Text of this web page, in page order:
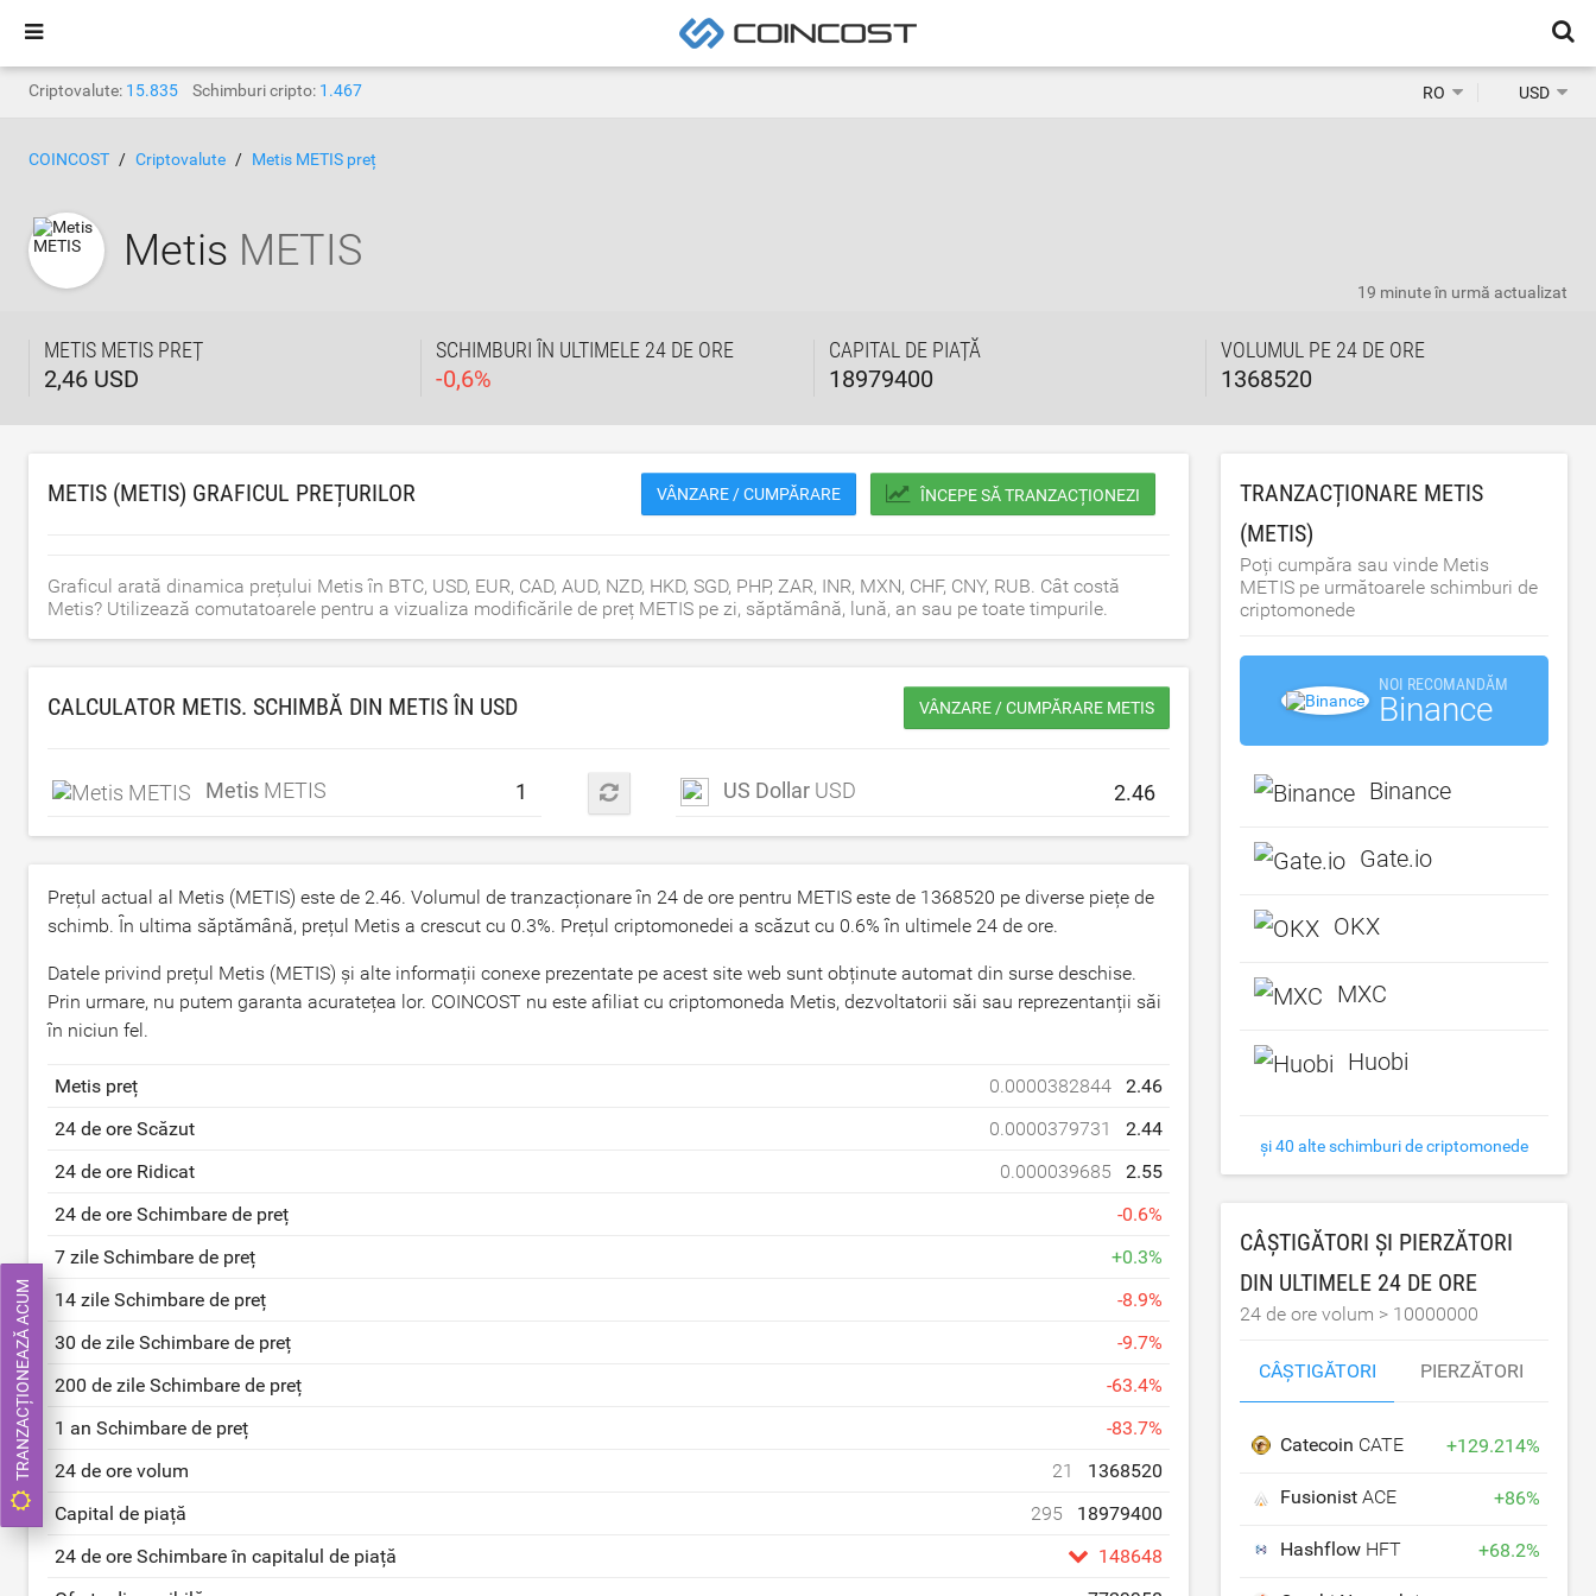
Criptovalute: 15.835 Schimburi cripto: 1.467 RO USD
COINCOST Criptovalute Metis METIS preț
Metis METIS
METIS METIS PREȚ
2,46 USD
SCHIMBURI ÎN ULTIMELE 24 DE ORE
-0,6%
CAPITAL DE PIAȚĂ
18979400
VOLUMUL PE 24 DE ORE
1368520
19 minute în urmă actualizat
METIS (METIS) GRAFICUL PREȚURILOR VÂNZARE / CUMPĂRARE ÎNCEPE SĂ TRANZACȚIONEZI
Graficul arată dinamica prețului Metis în BTC, USD, EUR, CAD, AUD, NZD, HKD, SGD, PHP, ZAR, INR, MXN, CHF, CNY, RUB. Cât costă
Metis? Utilizează comutatoarele pentru a vizualiza modificările de preț METIS pe zi, săptămână, lună, an sau pe toate timpurile.
CALCULATOR METIS. SCHIMBĂ DIN METIS ÎN USD VÂNZARE / CUMPĂRARE METIS
Metis METIS US Dollar USD
Prețul actual al Metis (METIS) este de 2.46. Volumul de tranzacționare în 24 de ore pentru METIS este de 1368520 pe diverse piețe de
schimb. În ultima săptămână, prețul Metis a crescut cu 0.3%. Prețul criptomonedei a scăzut cu 0.6% în ultimele 24 de ore.
Datele privind prețul Metis (METIS) și alte informații conexe prezentate pe acest site web sunt obținute automat din surse deschise.
Prin urmare, nu putem garanta acuratețea lor. COINCOST nu este afiliat cu criptomoneda Metis, dezvoltatorii săi sau reprezentanții săi
în niciun fel.
Metis preț 0.0000382844
2.46
24 de ore Scăzut
0.0000379731
2.44
24 de ore Ridicat
0.000039685
2.55
24 de ore Schimbare de preț
-0.6%
7 zile Schimbare de preț
+0.3%
14 zile Schimbare de preț
-8.9%
30 de zile Schimbare de preț
-9.7%
200 de zile Schimbare de preț
-63.4%
1 an Schimbare de preț
-83.7%
24 de ore volum
21
1368520
Capital de piață
295
18979400
24 de ore Schimbare în capitalul de piață
148648
TRANZACȚIONARE METIS
(METIS)
Poți cumpăra sau vinde Metis
METIS pe următoarele schimburi de
criptomonede
NOI RECOMANDĂM
Binance
Binance
Gate.io
OKX
MXC
Huobi
și 40 alte schimburi de criptomonede
CÂȘTIGĂTORI ȘI PIERZĂTORI
DIN ULTIMELE 24 DE ORE
24 de ore volum > 10000000
CÂȘTIGĂTORI PIERZĂTORI
Catecoin CATE +129.214%
FusionistACE +86%
Hashflow HFT +68.2%
TRANZACȚIONEAZĂ ACUM